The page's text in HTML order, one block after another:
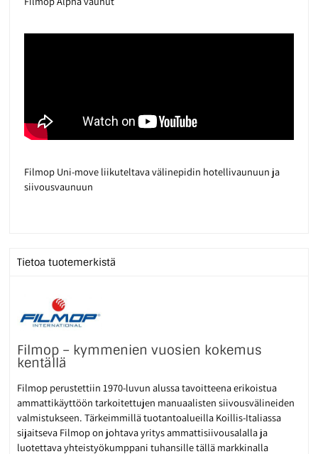
Filmop Uni-move liikuteltava välinepidin hotellivaunuun ja
siivousvaunuun
Tietoa tuotemerkistä
Filmop – kymmenien vuosien kokemus
kentällä
Filmop perustettiin 1970-luvun alussa tavoitteena erikoistua
ammattikäyttöön tarkoitettujen manuaalisten siivousvälineiden
valmistukseen. Tärkeimmillä tuotantoalueilla Koillis-Italiassa
sijaitseva Filmop on johtava yritys ammattisiivousalalla ja
luotettava yhteistyökumppani tuhansille tällä markkinalla